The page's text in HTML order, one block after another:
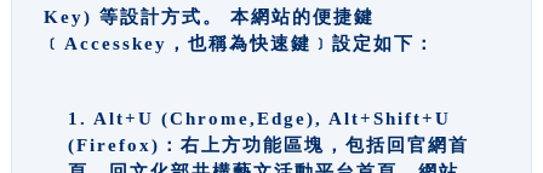
Key) 等設計方式。 本網站的便捷鍵
﹝Accesskey，也稱為快速鍵﹞設定如下：
1. Alt+U (Chrome,Edge), Alt+Shift+U
(Firefox)：右上方功能區塊，包括回官網首